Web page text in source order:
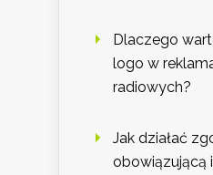
Dlaczego
logo w
radiowych?
Jak działać
obowiązującą